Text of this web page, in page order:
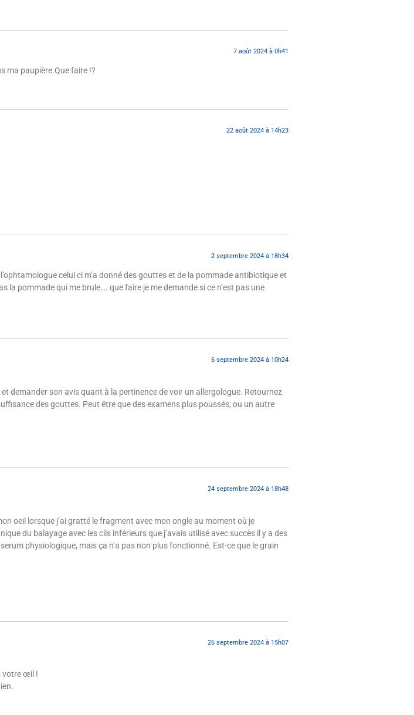
7 août 2024 à 0h41
ma paupière.Que faire !?
22 août 2024 à 14h23
2 septembre 2024 à 18h34
celui ci m’a donné des gouttes et de la pommade antibiotique et
pommade qui me brule…. que faire je me demande si ce n’est pas une
6 septembre 2024 à 10h24
demander son avis quant à la pertinence de voir un allergologue. Retournez
des gouttes. Peut être que des examens plus poussés, ou un autre
24 septembre 2024 à 18h48
oeil lorsque j’ai gratté le fragment avec mon ongle au moment où je
du balayage avec les cils inférieurs que j’avais utilisé avec succès il y a des
physiologique, mais ça n’a pas non plus fonctionné. Est-ce que le grain
26 septembre 2024 à 15h07
votre œil !